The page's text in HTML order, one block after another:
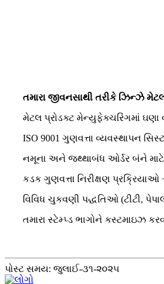
તમારા જીવનસાથી તરીકે ઝિન્ઝે
મેટલ પ્રોડક્ટ મેન્યુફેક્ચરિંગમાં ઘણા
ISO 9001 ગુણવત્તા વ્યવસ્થાપન
નમૂના અને જથ્થાબંધ ઓર્ડર બંને
કડક ગુણવત્તા નિરીક્ષણ
વિવિધ ચુકવણી પદ્ધતિઓ (ટીટી,
તમારા સ્ટેમ્પ્ડ ભાગોને કસ્ટમાઇઝ
પોસ્ટ સમય: જુલાઈ-૩૧-૨૦૨૫